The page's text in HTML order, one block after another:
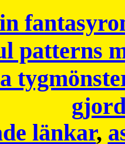
patterns
länkar,